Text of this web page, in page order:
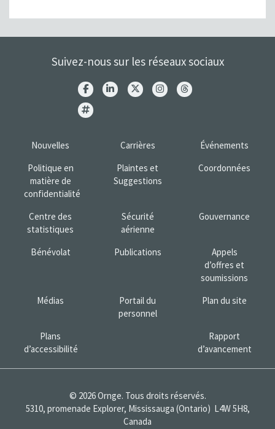
Suivez-nous sur les réseaux sociaux
Nouvelles Carrières
Événements
Politique en
matière de
confidentialité
Plaintes et
Suggestions
Coordonnées
Centre des
statistiques
Sécurité
aérienne
Gouvernance
Bénévolat Publications
Appels
d’offres et
soumissions
Médias
Portail du
personnel
Plan du site
Plans
d’accessibilité
Rapport
d’avancement
© 2026 Ornge. Tous droits réservés.
5310, promenade Explorer, Mississauga (Ontario) L4W 5H8,
Canada